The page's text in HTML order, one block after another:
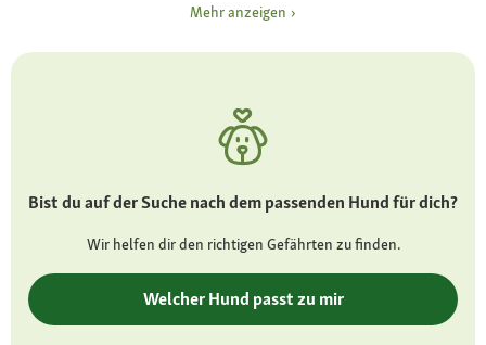
lange Hängeohren
befedert oder (seltener) einheitlich
kurzhaarig; alle Farben mit und ohne
Besonderheiten
lange Rute in Ruhestellung zwischen
Hinterbeinen – kein Signal für Angst
Mehr anzeigen
Bist du auf der Suche nach dem passenden Hund für dich?
Wir helfen dir den richtigen Gefährten zu finden.
Welcher Hund passt zu mir